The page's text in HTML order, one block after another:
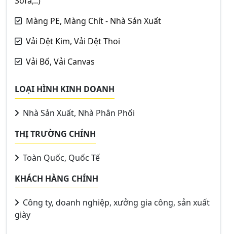
Màng PE, Màng Chít - Nhà Sản Xuất
Vải Dệt Kim, Vải Dệt Thoi
Vải Bố, Vải Canvas
LOẠI HÌNH KINH DOANH
Nhà Sản Xuất, Nhà Phân Phối
THỊ TRƯỜNG CHÍNH
Toàn Quốc, Quốc Tế
KHÁCH HÀNG CHÍNH
Công ty, doanh nghiệp, xưởng gia công, sản xuất
giày